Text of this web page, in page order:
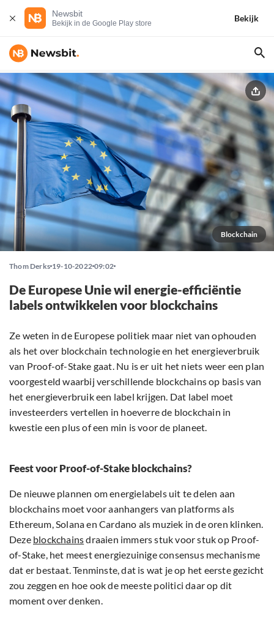
Newsbit
Bekijk in de Google Play store
Bekijk
Blockchain
Thom Derks 19-10-2022 09:02
De Europese Unie wil energie-efficiëntie
labels ontwikkelen voor blockchains
Ze weten in de Europese politiek maar niet van ophouden
als het over blockchain technologie en het energieverbruik
van Proof-of-Stake gaat. Nu is er uit het niets weer een plan
voorgesteld waarbij verschillende blockchains op basis van
het energieverbruik een label krijgen. Dat label moet
investeerders vertellen in hoeverre de blockchain in
kwestie een plus of een min is voor de planeet.
Feest voor Proof-of-Stake blockchains?
De nieuwe plannen om energielabels uit te delen aan
blockchains moet voor aanhangers van platforms als
Ethereum, Solana en Cardano als muziek in de oren klinken.
Deze blockchainsdraaien immers stuk voor stuk op Proof-
of-Stake, het meest energiezuinige consensus mechanisme
dat er bestaat. Tenminste, dat is wat je op het eerste gezicht
zou zeggen en hoe ook de meeste politici daar op dit
moment over denken.